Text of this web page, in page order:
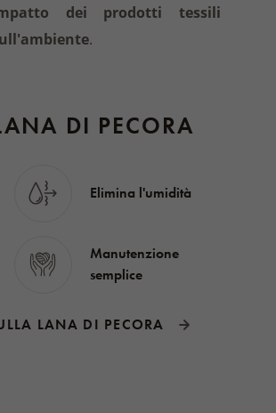
dei prodotti tessili
.
DI PECORA
Elimina l'umidità
Manutenzione
semplice
LANA DI PECORA